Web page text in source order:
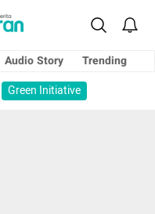
Audio Story
Trending
Green Initiative